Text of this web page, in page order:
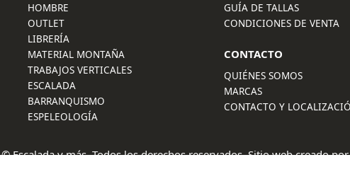
HOMBRE
OUTLET
LIBRERÍA
MATERIAL MONTAÑA
TRABAJOS VERTICALES
ESCALADA
BARRANQUISMO
ESPELEOLOGÍA
GUÍA DE TALLAS
CONDICIONES DE VENTA
CONTACTO
QUIÉNES SOMOS
MARCAS
CONTACTO Y
© Escalada y más. Todos los derechos reservados. Sitio web creado